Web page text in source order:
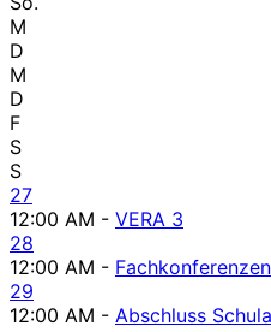
M
D
M
D
F
S
S
27
12:00 AM - VERA 3
28
12:00 AM - Fachkonferenzen
29
12:00 AM - Abschluss